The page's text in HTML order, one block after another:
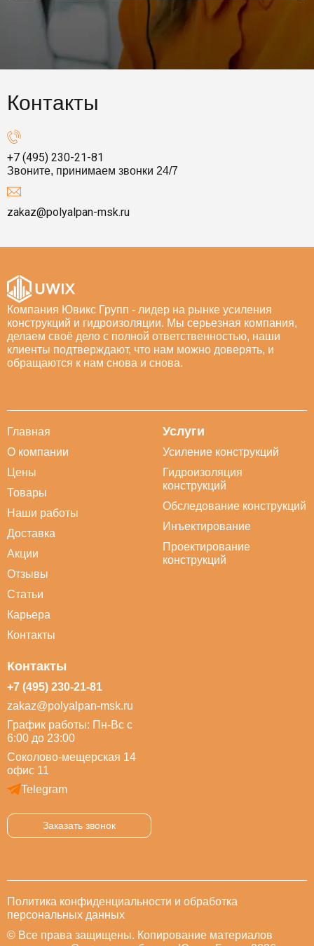
Контакты
+7 (495) 230-21-81
Звоните, принимаем звонки 24/7
zakaz@polyalpan-msk.ru
Компания Ювикс Групп - лидер на рынке усиления
конструкций и гидроизоляции. Мы серьезная компания,
делаем своё дело с полной ответственностью, наши
клиенты подтверждают, что нам можно доверять, и
обращаются к нам снова и снова.
Главная
О компании
Цены
Товары
Наши работы
Доставка
Акции
Отзывы
Статьи
Карьера
Контакты
Услуги
Усиление конструкций
Гидроизоляция
конструкций
Обследование конструкций
Инъектирование
Проектирование
конструкций
Контакты
+7 (495) 230-21-81
zakaz@polyalpan-msk.ru
График работы: Пн-Вс с
6:00 до 23:00
Соколово-мещерская 14
офис 11
Telegram
Заказать звонок
Политика конфиденциальности и обработка
персональных данных
© Все права защищены. Копирование материалов